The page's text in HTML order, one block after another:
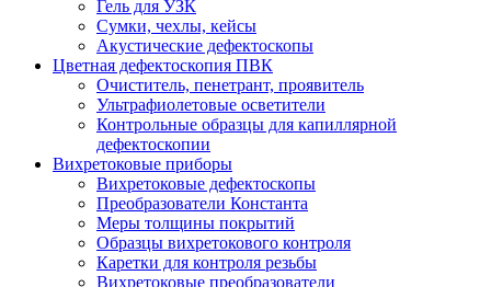
Гель для УЗК
Сумки, чехлы, кейсы
Акустические дефектоскопы
Цветная дефектоскопия ПВК
Очиститель, пенетрант, проявитель
Ультрафиолетовые осветители
Контрольные образцы для капиллярной
дефектоскопии
Вихретоковые приборы
Вихретоковые дефектоскопы
Преобразователи Константа
Меры толщины покрытий
Образцы вихретокового контроля
Каретки для контроля резьбы
Вихретоковые преобразователи